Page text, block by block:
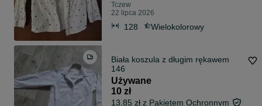
Tczew
22 lipca 2026
128 Wielokolorowy
Biała koszula z długim rękawem
146
Używane
10 zł
13,85 zł z Pakietem Ochronnym